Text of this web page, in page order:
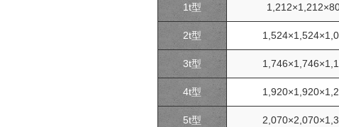
1t型
2t型
3t型
4t型
5t型